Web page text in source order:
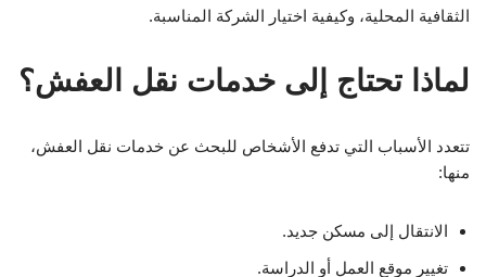
الثقافية المحلية، وكيفية اختيار الشركة المناسبة.
لماذا تحتاج إلى خدمات نقل العفش؟
تتعدد الأسباب التي تدفع الأشخاص للبحث عن خدمات نقل العفش،
منها:
الانتقال إلى مسكن جديد.
تغيير موقع العمل أو الدراسة.